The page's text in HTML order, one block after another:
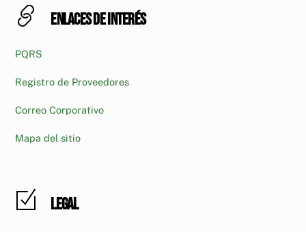
Enlaces de interés
PQRS
Registro de Proveedores
Correo Corporativo
Mapa del sitio
Legal